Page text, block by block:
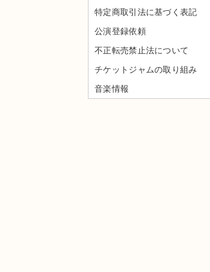
特定商取引法に基づく表記
公演登録依頼
不正転売禁止法について
チケットジャムの取り組み
音楽情報